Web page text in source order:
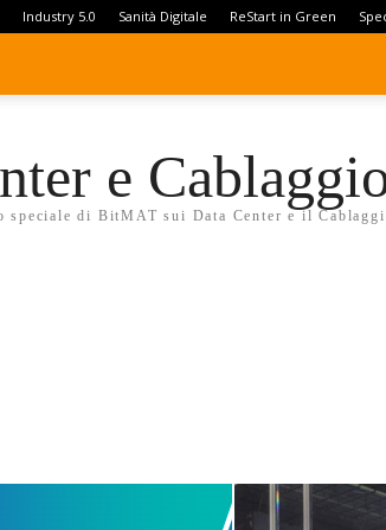
Industry 5.0 Sanità Digitale ReStart in Green
e
speciale di BitMAT sui Data Center e il